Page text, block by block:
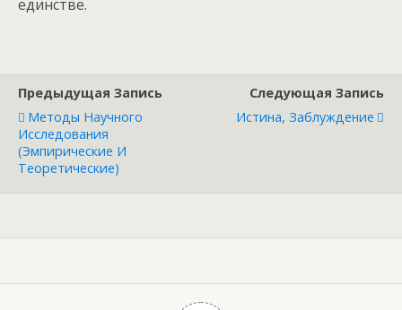
единстве.
Предыдущая Запись
Методы Научного
Исследования
(эмпирические И
Теоретические)
Следующая Запись
Истина, Заблуждение